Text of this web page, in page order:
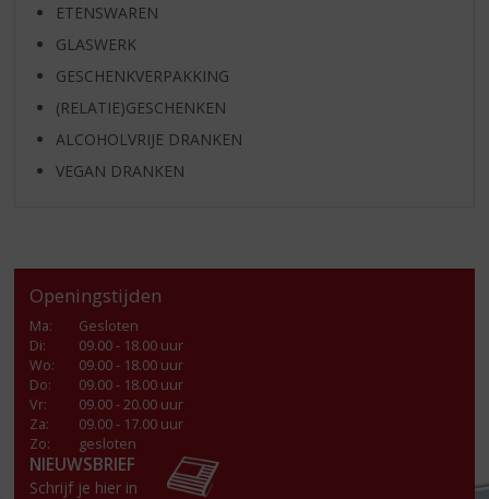
ETENSWAREN
GLASWERK
GESCHENKVERPAKKING
(RELATIE)GESCHENKEN
ALCOHOLVRIJE DRANKEN
VEGAN DRANKEN
Openingstijden
Ma:
Gesloten
Di:
09.00 - 18.00 uur
Wo:
09.00 - 18.00 uur
Do:
09.00 - 18.00 uur
Vr:
09.00 - 20.00 uur
Za:
09.00 - 17.00 uur
Zo:
gesloten
NIEUWSBRIEF
Schrijf je hier in